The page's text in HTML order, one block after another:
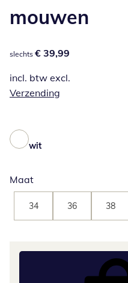
mouwen
€ 39,99
slechts € 39,99
incl. btw excl.
Verzending
wit
Maat
34 36 38